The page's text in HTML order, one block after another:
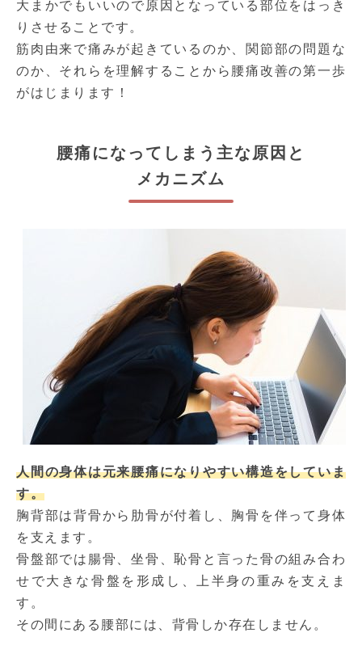
大まかでもいいので原因となっている部位をはっき
りさせることです。
筋肉由来で痛みが起きているのか、関節部の問題な
のか、それらを理解することから腰痛改善の第一歩
がはじまります！
腰痛になってしまう主な原因と
メカニズム
人間の身体は元来腰痛になりやすい構造をしていま
す。
胸背部は背骨から肋骨が付着し、胸骨を伴って身体
を支えます。
骨盤部では腸骨、坐骨、恥骨と言った骨の組み合わ
せで大きな骨盤を形成し、上半身の重みを支えま
す。
その間にある腰部には、背骨しか存在しません。